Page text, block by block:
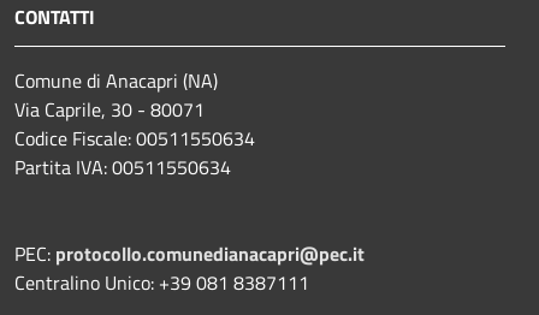
CONTATTI
Comune di Anacapri (NA)
Via Caprile, 30 - 80071
Codice Fiscale: 00511550634
Partita IVA: 00511550634
PEC: protocollo.comunedianacapri@pec.it
Centralino Unico: +39 081 8387111